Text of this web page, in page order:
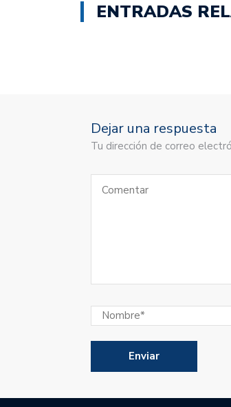
ENTRADAS
Dejar una respuesta
Tu dirección de correo